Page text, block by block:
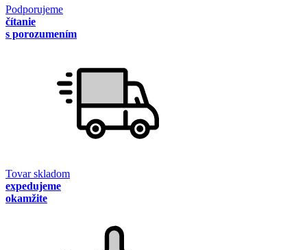
Podporujeme
čítanie
s porozumením
Tovar skladom
expedujeme
okamžite